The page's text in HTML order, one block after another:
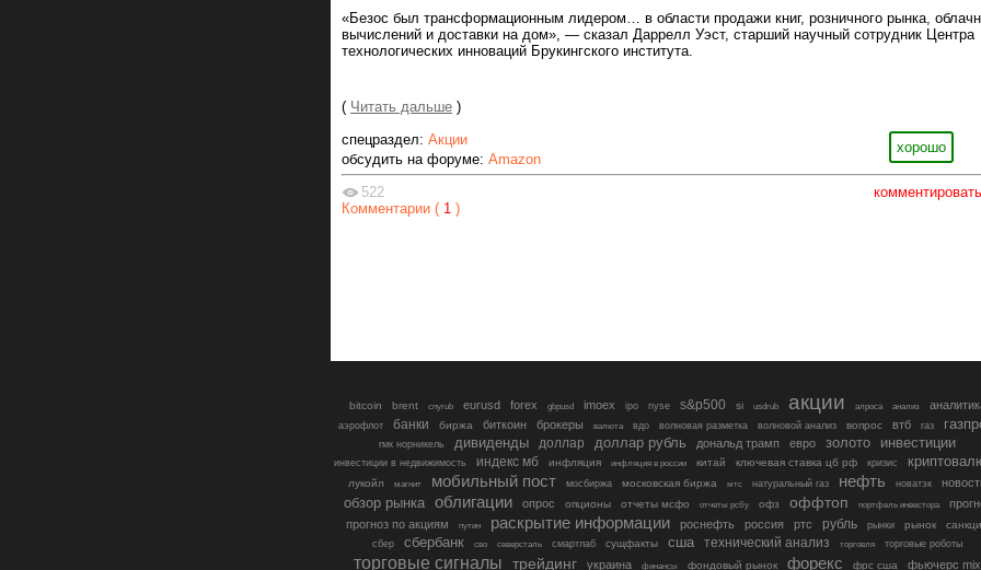
«Безос был трансформационным лидером… в области продажи книг, розничного рынка,
вычислений и доставки на дом», — сказал Даррелл Уэст, старший научный сотрудник Центра
технологических инноваций Брукингского института.
( Читать дальше )
хорошо
спецраздел: Акции
обсудить на форуме: Amazon
комментировать
522
Комментарии ( 1 )
bitcoin brent cnyrub eurusd forex gbpusd imoex ipo nyse s&p500 si usdrub акции алроса анализ
аэрофлот банки биржа биткоин брокеры валюта вдо волновая разметка волновой анализ вопрос втб газ
гмк норникель дивиденды доллар доллар рубль дональд трамп евро золото инвестиции
инвестиции в недвижимость индекс мб инфляция инфляция в россии китай ключевая ставка цб рф кризис
лукойл магнит мобильный пост мосбиржа московская биржа мтс натуральный газ нефть новатэк
обзор рынка облигации опрос опционы отчеты мсфо отчеты рсбу офз оффтоп портфель инвестора
прогноз по акциям
путин раскрытие информации роснефть россия ртс рубль рынки рынок
сбер сбербанк сво северсталь смартлаб сущфакты сша технический анализ торговля торговые роботы
торговые сигналы трейдинг украина финансы фондовый рынок форекс фрс сша фьючерс mix